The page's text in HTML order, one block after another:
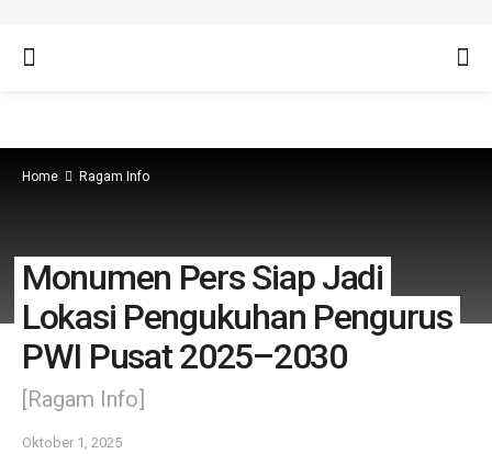
Home Ragam Info
Monumen Pers Siap Jadi
Lokasi Pengukuhan Pengurus
PWI Pusat 2025–2030
[Ragam Info]
Oktober 1, 2025